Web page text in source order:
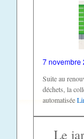
7 novembre
Suite au
déchets, la
automatisée
Le